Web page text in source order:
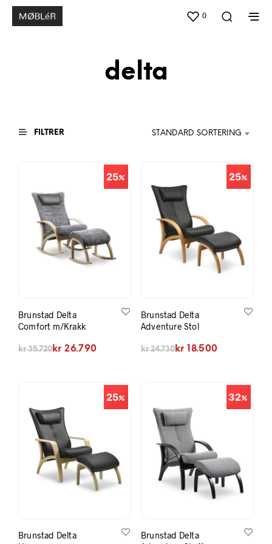
0
delta
FILTRER STANDARD SORTERING
25
Brunstad Delta
Comfort m/Krakk
kr35.720
Opprinnelig pris var: kr 35.720.
kr 26.790
Nåværende pris er: kr 26.790.
25
Brunstad Delta
Adventure Stol
kr24.730
Opprinnelig pris var: kr 24.730.
kr 18.500
Nåværende pris er: kr 18.500.
25
Brunstad Delta
32
Brunstad Delta